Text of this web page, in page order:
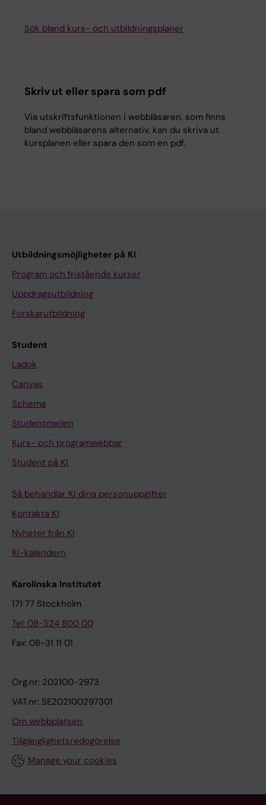
Sök bland kurs- och utbildningsplaner
Skriv ut eller spara som pdf
Via utskriftsfunktionen i webbläsaren, som finns
bland webbläsarens alternativ, kan du skriva ut
kursplanen eller spara den som en pdf.
Utbildningsmöjligheter på KI
Program och fristående kurser
Uppdragsutbildning
Forskarutbildning
Student
Ladok
Canvas
Schema
Studentmejlen
Kurs- och programwebbar
Student på KI
Så behandlar KI dina personuppgifter
Kontakta KI
Nyheter från KI
KI-kalendern
Karolinska Institutet
171 77 Stockholm
Tel: 08-524 800 00
Fax: 08-31 11 01
Org.nr: 202100-2973
VAT.nr: SE202100297301
Om webbplatsen
Tillgänglighetsredogörelse
Manage your cookies